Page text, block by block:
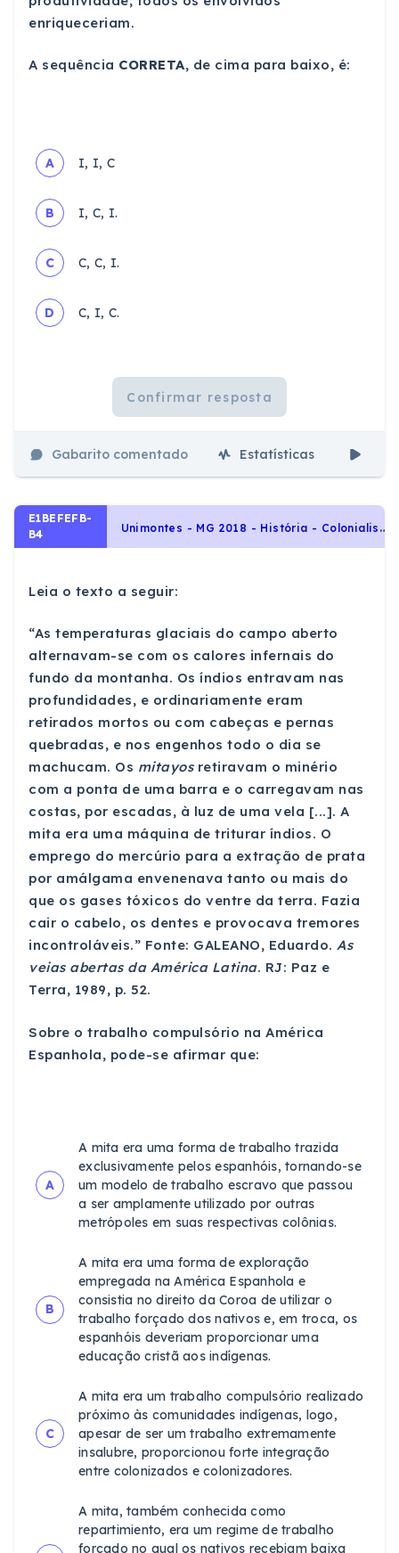
enriqueceriam.
A sequência CORRETA, de cima para baixo, é:
A I, I, C
B I, C, I.
C C, C, I.
D C, I, C.
Confirmar resposta
Gabarito comentado Estatísticas
E1BEFEFB-
B4
U
nimontes - MG 2018 - História - Colonialismo espanhol: Ocupação e exploração do território americano, História da América Latina
Leia o texto a seguir:
“As temperaturas glaciais do campo aberto
alternavam-se com os calores infernais do
fundo da montanha. Os índios entravam nas
profundidades, e ordinariamente eram
retirados mortos ou com cabeças e pernas
quebradas, e nos engenhos todo o dia se
machucam. Os mitayosretiravam o minério
com a ponta de uma barra e o carregavam nas
costas, por escadas, à luz de uma vela [...]. A
mita era uma máquina de triturar índios. O
emprego do mercúrio para a extração de prata
por amálgama envenenava tanto ou mais do
que os gases tóxicos do ventre da terra. Fazia
cair o cabelo, os dentes e provocava tremores
incontroláveis.” Fonte: GALEANO, Eduardo. As
veias abertas da América Latina. RJ: Paz e
Terra, 1989, p. 52.
Sobre o trabalho compulsório na América
Espanhola, pode-se afirmar que:
A
A mita era uma forma de trabalho trazida
exclusivamente pelos espanhóis, tornando-se
um modelo de trabalho escravo que passou
a ser amplamente utilizado por outras
metrópoles em suas respectivas colônias.
B
A mita era uma forma de exploração
empregada na América Espanhola e
consistia no direito da Coroa de utilizar o
trabalho forçado dos nativos e, em troca, os
espanhóis deveriam proporcionar uma
educação cristã aos indígenas.
C
A mita era um trabalho compulsório realizado
próximo às comunidades indígenas, logo,
apesar de ser um trabalho extremamente
insalubre, proporcionou forte integração
entre colonizados e colonizadores.
A mita, também conhecida como
repartimiento, era um regime de trabalho
forçado no qual os nativos recebiam baixa